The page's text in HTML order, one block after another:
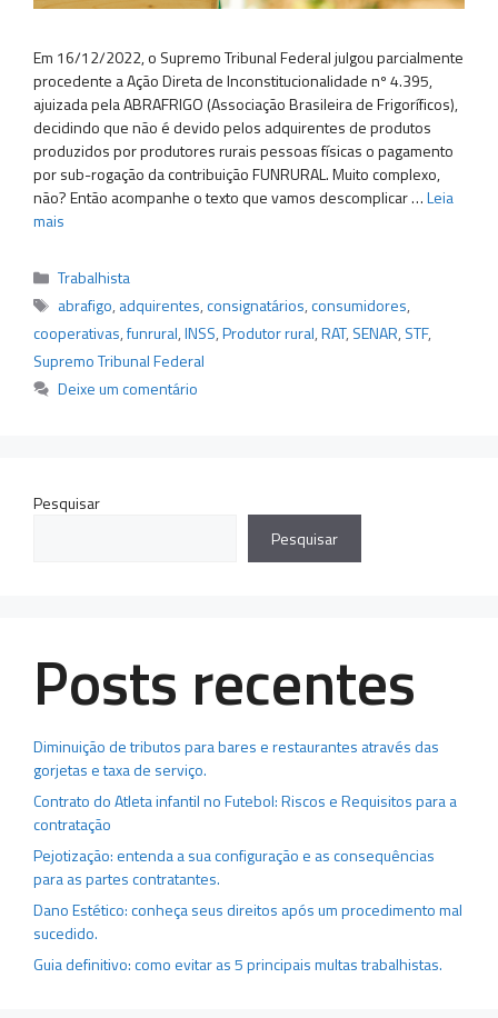
Em 16/12/2022, o Supremo Tribunal Federal julgou parcialmente
procedente a Ação Direta de Inconstitucionalidade nº 4.395,
ajuizada pela ABRAFRIGO (Associação Brasileira de Frigoríficos),
decidindo que não é devido pelos adquirentes de produtos
produzidos por produtores rurais pessoas físicas o pagamento
por sub-rogação da contribuição FUNRURAL. Muito complexo,
não? Então acompanhe o texto que vamos descomplicar …Leia
mais
Categorias
Trabalhista
Tags
abrafigo, adquirentes,consignatários,consumidores,
cooperativas,funrural,INSS,Produtor rural,RAT, SENAR, STF,
Supremo Tribunal Federal
Deixe um comentário
Pesquisar
Pesquisar
Posts recentes
Diminuição de tributos para bares e restaurantes através das
gorjetas e taxa de serviço.
Contrato do Atleta infantil no Futebol: Riscos e Requisitos para a
contratação
Pejotização: entenda a sua configuração e as consequências
para as partes contratantes.
Dano Estético: conheça seus direitos após um procedimento mal
sucedido.
Guia definitivo: como evitar as 5 principais multas trabalhistas.